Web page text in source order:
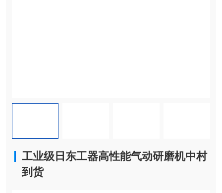
工业级日东工器高性能气动研磨机中村
到货